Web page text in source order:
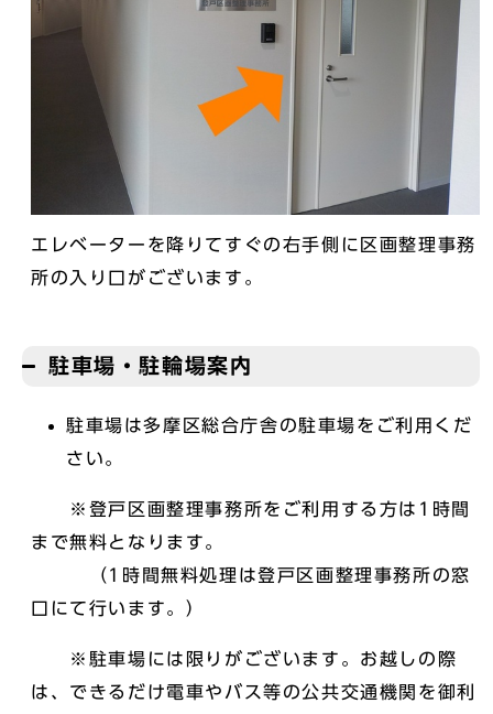
エレベーターを降りてすぐの右手側に区画整理事務
所の入り口がございます。
駐車場・駐輪場案内
駐車場は多摩区総合庁舎の駐車場をご利用くだ
さい。
※登戸区画整理事務所をご利用する方は1時間
まで無料となります。
（1時間無料処理は登戸区画整理事務所の窓
口にて行います。）
※駐車場には限りがございます。お越しの際
は、できるだけ電車やバス等の公共交通機関を御利